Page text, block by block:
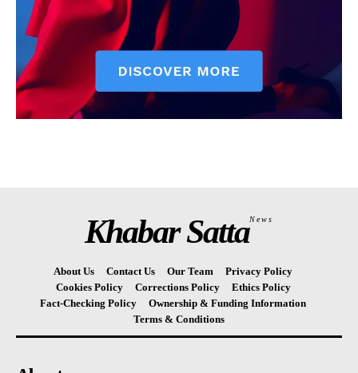
Khabar SattaNews
About Us Contact Us Our Team
Privacy Policy
Cookies Policy
Corrections Policy
Ethics Policy
Fact-Checking Policy
Ownership & Funding Information
Terms & Conditions